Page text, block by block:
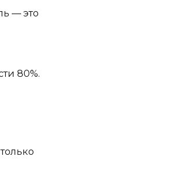
— это
80%.